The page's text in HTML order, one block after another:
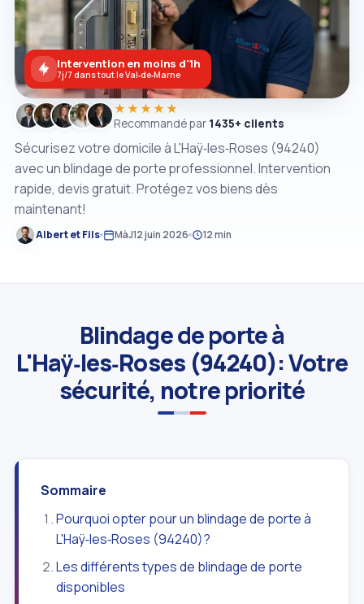
Sécurisez votre domicile à L'Haÿ‑les‑Roses (94240)
avec un blindage de porte professionnel. Intervention
rapide, devis gratuit. Protégez vos biens dès
maintenant!
Albert et Fils MàJ12 juin 2026 12 min
★★★★★
Recommandé par 1435+ clients
Intervention en moins d'1h
7j/7 dans tout le Val‑de‑Marne
Blindage de porte à
L'Haÿ‑les‑Roses (94240): Votre
sécurité, notre priorité
Sommaire
Pourquoi opter pour un blindage de porte à
L'Haÿ‑les‑Roses (94240)?
Les différents types de blindage de porte
disponibles